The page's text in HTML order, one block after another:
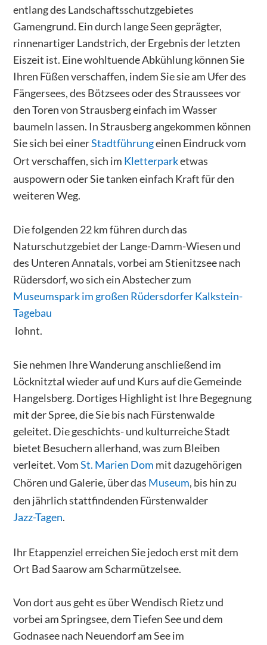
entlang des Landschaftsschutzgebietes
Gamengrund. Ein durch lange Seen geprägter,
rinnenartiger Landstrich, der Ergebnis der letzten
Eiszeit ist. Eine wohltuende Abkühlung können Sie
Ihren Füßen verschaffen, indem Sie sie am Ufer des
Fängersees, des Bötzsees oder des Straussees vor
den Toren von Strausberg einfach im Wasser
baumeln lassen. In Strausberg angekommen können
Sie sich bei einerStadtführungeinen Eindruck vom
Ort verschaffen, sich im Kletterparketwas
auspowern oder Sie tanken einfach Kraft für den
weiteren Weg.
Die folgenden 22 km führen durch das
Naturschutzgebiet der Lange-Damm-Wiesen und
des Unteren Annatals, vorbei am Stienitzsee nach
Rüdersdorf, wo sich ein Abstecher zum
Museumspark im großen Rüdersdorfer Kalkstein-
Tagebau
lohnt.
Sie nehmen Ihre Wanderung anschließend im
Löcknitztal wieder auf und Kurs auf die Gemeinde
Hangelsberg. Dortiges Highlight ist Ihre Begegnung
mit der Spree, die Sie bis nach Fürstenwalde
geleitet. Die geschichts- und kulturreiche Stadt
bietet Besuchern allerhand, was zum Bleiben
verleitet. VomSt. Marien Dom mit dazugehörigen
Chören und Galerie, über das Museum, bis hin zu
den jährlich stattfindenden Fürstenwalder
Jazz-Tagen.
Ihr Etappenziel erreichen Sie jedoch erst mit dem
Ort Bad Saarow am Scharmützelsee.
Von dort aus geht es über Wendisch Rietz und
vorbei am Springsee, dem Tiefen See und dem
Godnasee nach Neuendorf am See im